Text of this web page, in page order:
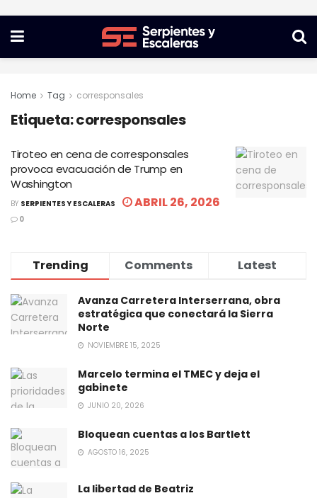
Home Tag corresponsales
Etiqueta:corresponsales
Tiroteo en cena de corresponsales
provoca evacuación de Trump en
Washington
BY SERPIENTES Y ESCALERAS ABRIL 26, 2026
0
Trending Comments Latest
Avanza Carretera Interserrana, obra
estratégica que conectará la Sierra
Norte
NOVIEMBRE 15, 2025
Marcelo termina el TMEC y deja el
gabinete
JUNIO 20, 2026
Bloquean cuentas a los Bartlett
AGOSTO 16, 2025
La libertad de Beatriz